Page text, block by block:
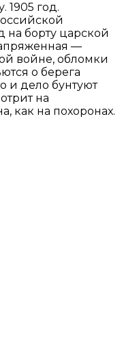
1905 год.
борту царской
—
войне, обломки
о берега
и дело бунтуют
на
как на похоронах.